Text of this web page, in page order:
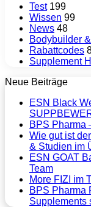
Test 199
Wissen 99
News 48
Bodybuilder
Rabattcodes
Supplement
Neue Beiträge
ESN Black
BPS Pharma
Wie gut ist
& Studien im
ESN GOAT
Team
More FIZI im
BPS Pharma
Supplements